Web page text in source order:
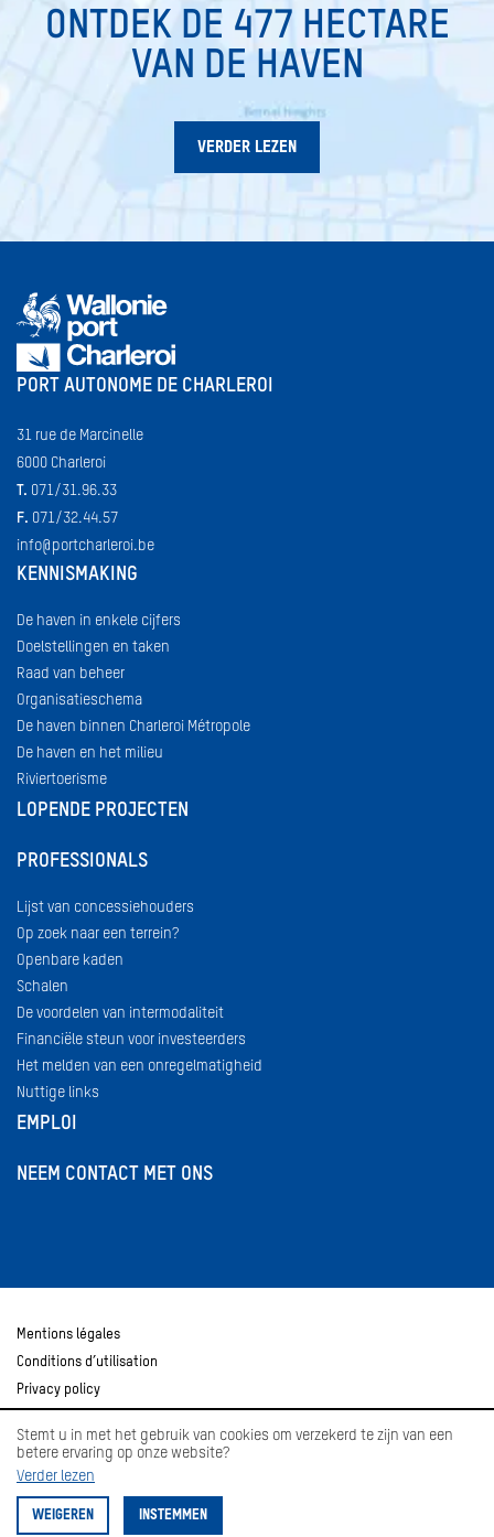
Stemt u in met het gebruik van cookies om verzekerd te zijn van een
betere ervaring op onze website?
Verder lezen
WEIGEREN INSTEMMEN
ONTDEK DE 477 HECTARE
VAN DE HAVEN
VERDER LEZEN
PORT AUTONOME DE CHARLEROI
31 rue de Marcinelle
6000 Charleroi
T. 071/31.96.33
F. 071/32.44.57
info@portcharleroi.be
KENNISMAKING
De haven in enkele cijfers
Doelstellingen en taken
Raad van beheer
Organisatieschema
De haven binnen Charleroi Métropole
De haven en het milieu
Riviertoerisme
LOPENDE PROJECTEN
PROFESSIONALS
Lijst van concessiehouders
Op zoek naar een terrein?
Openbare kaden
Schalen
De voordelen van intermodaliteit
Financiële steun voor investeerders
Het melden van een onregelmatigheid
Nuttige links
EMPLOI
NEEM CONTACT MET ONS
Mentions légales
Conditions d’utilisation
Privacy policy